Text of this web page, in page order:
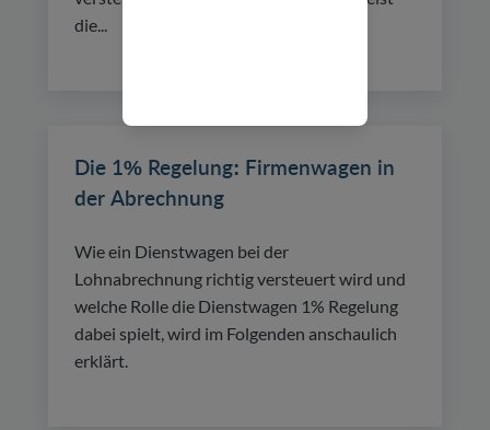
die...
Die 1% Regelung: Firmenwagen in
der Abrechnung
Wie ein Dienstwagen bei der
Lohnabrechnung richtig versteuert wird und
welche Rolle die Dienstwagen 1% Regelung
dabei spielt, wird im Folgenden anschaulich
erklärt.